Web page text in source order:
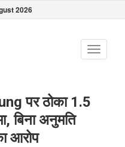
2026
Toggle
पर ठोका 1.5
बिना अनुमति
आरोप